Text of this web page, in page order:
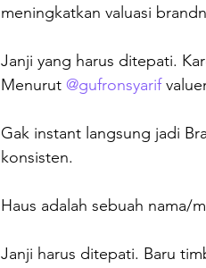
meningkatkan valuasi
Janji yang harus ditepati.
Menurut @gufronsyarif
Gak instant langsung jadi
konsisten.
Haus adalah sebuah nama/
Janji harus ditepati. Baru